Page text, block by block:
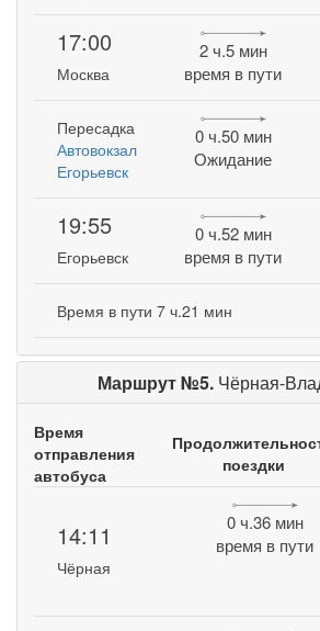
17:00
Москва
2 ч.5 мин
время в пути
Пересадка
Автовокзал
Егорьевск
0 ч.50 мин
Ожидание
19:55
Егорьевск
0 ч.52 мин
время в пути
Время в пути 7 ч.21 мин
Маршрут №5. Чёрная-
Время
отправления
автобуса
поездки
14:11
Чёрная
0 ч.36 мин
время в пути